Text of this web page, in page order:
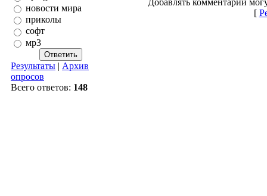
новости мира
приколы
софт
мр3
Результаты | Архив
опросов
Всего ответов: 148
Добавлять комментарии
[